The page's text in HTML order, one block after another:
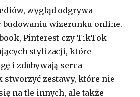
wygląd odgrywa
budowaniu wizerunku online.
Pinterest czy TikTok
stylizacji, które
i zdobywają serca
stworzyć zestawy, które nie
na tle innych, ale także